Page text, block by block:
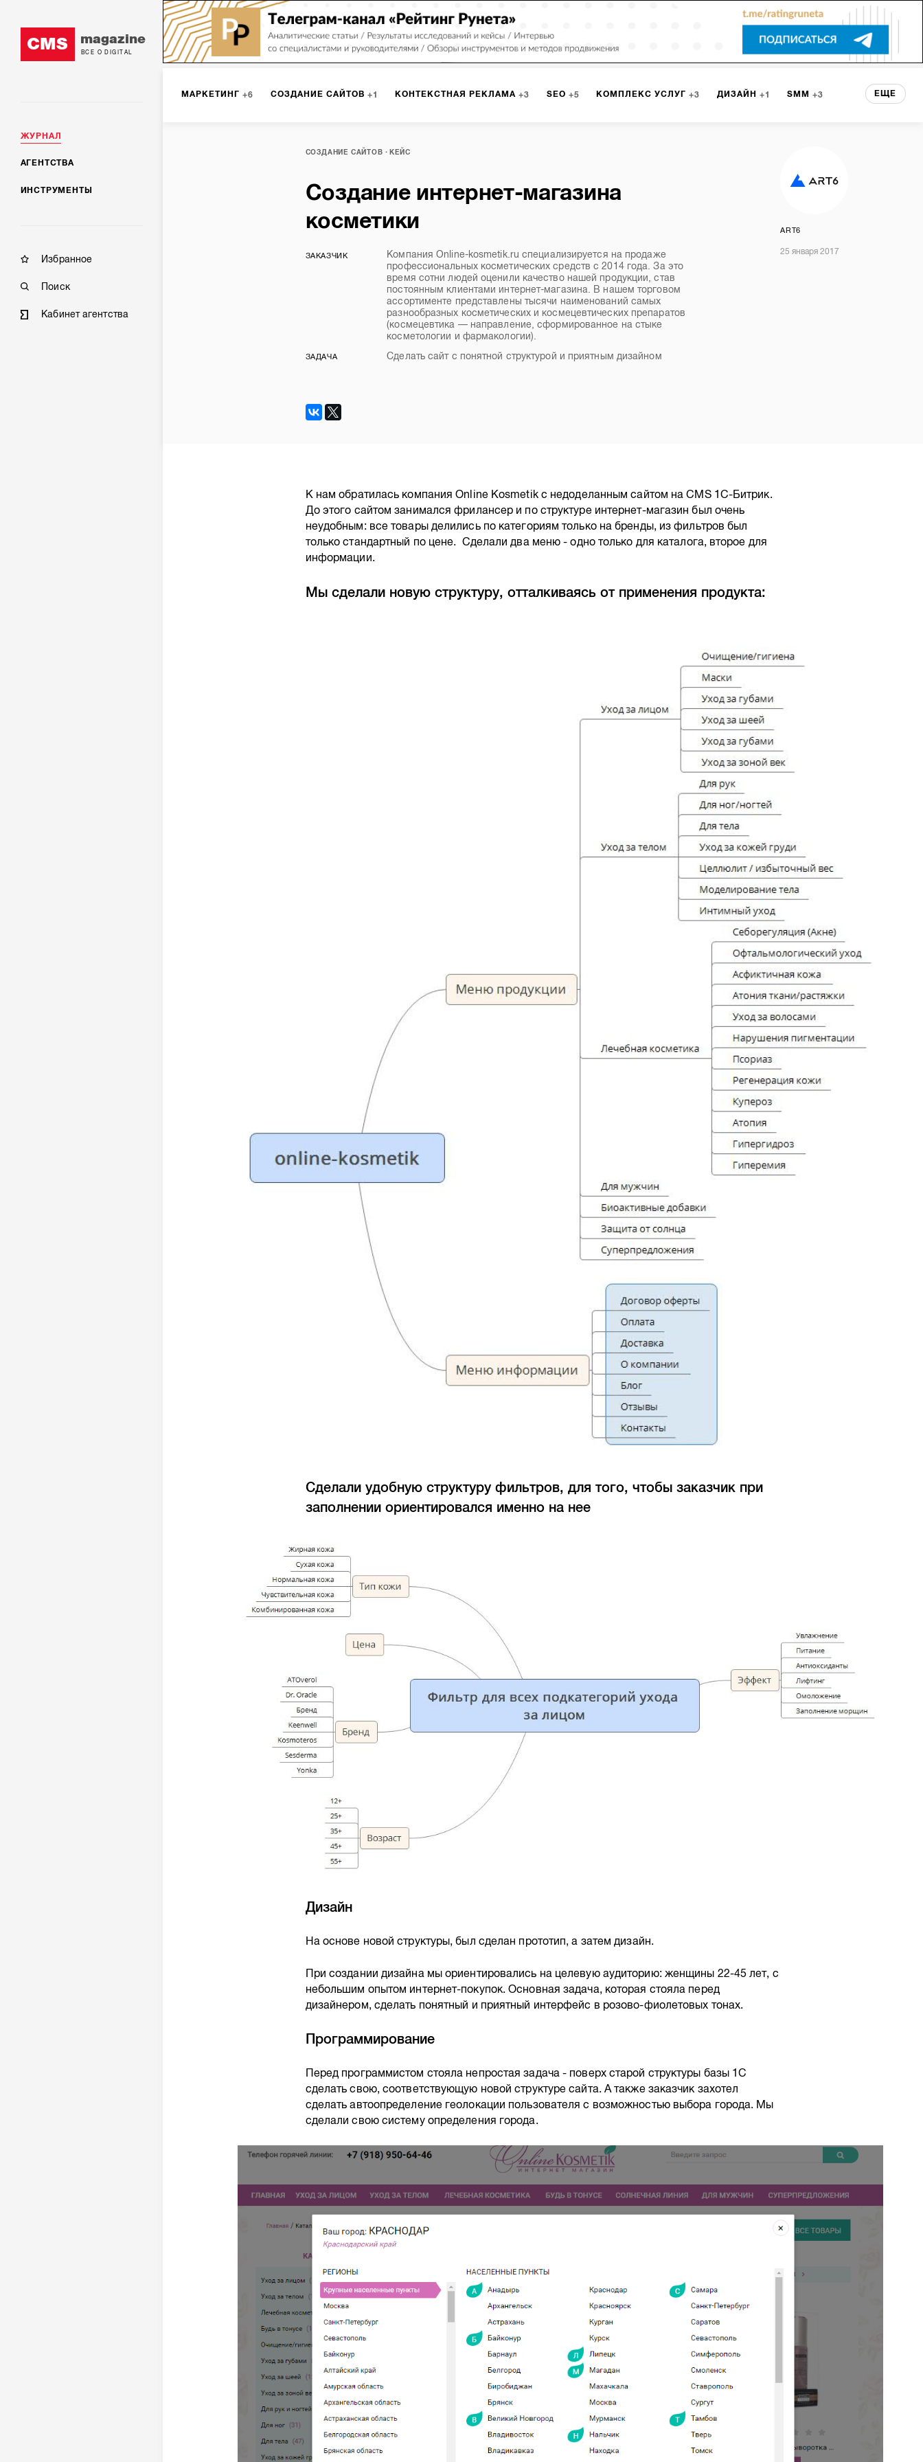
CMS magazine
ВСЕ О DIGITAL
ЖУРНАЛ
АГЕНТСТВА
ИНСТРУМЕНТЫ
Избранное
Поиск
Кабинет агентства
МАРКЕТИНГ 6 СОЗДАНИЕ САЙТОВ 1 КОНТЕКСТНАЯ РЕКЛАМА 3 SEO 5 КОМПЛЕКС УСЛУГ 3 ДИЗАЙН 1 SMM 3
ИНТЕРНЕТ-МАРКЕТИНГ 8 ПРОГРАММИРОВАНИЕ
ЮЗАБИЛИТИ ИНТРАНЕТ МОНИТОРИНГ МЕНЕДЖМЕНТ
ЕЩЕ
СОЗДАНИЕ САЙТОВ КЕЙС
Создание интернет-магазина
косметики
ЗАКАЗЧИК
Компания Online-kosmetik.ru специализируется на продаже
профессиональных косметических средств с 2014 года. За это
время сотни людей оценили качество нашей продукции, став
постоянным клиентами интернет-магазина. В нашем торговом
ассортименте представлены тысячи наименований самых
разнообразных косметических и космецевтических препаратов
(космецевтика — направление, сформированное на стыке
косметологии и фармакологии).
ЗАДАЧА Сделать сайт с понятной структурой и приятным дизайном
ART6
25 января 2017
К нам обратилась компания Online Kosmetik с недоделанным сайтом на CMS 1C-Битрик.
До этого сайтом занимался фрилансер и по структуре интернет-магазин был очень
неудобным: все товары делились по категориям только на бренды, из фильтров был
только стандартный по цене. Сделали два меню - одно только для каталога, второе для
информации.
Мы сделали новую структуру, отталкиваясь от применения продукта:
Сделали удобную структуру фильтров, для того, чтобы заказчик при
заполнении ориентировался именно на нее
Дизайн
На основе новой структуры, был сделан прототип, а затем дизайн.
При создании дизайна мы ориентировались на целевую аудиторию: женщины 22-45 лет, с
небольшим опытом интернет-покупок. Основная задача, которая стояла перед
дизайнером, сделать понятный и приятный интерфейс в розово-фиолетовых тонах.
Программирование
Перед программистом стояла непростая задача - поверх старой структуры базы 1С
сделать свою, соответствующую новой структуре сайта. А также заказчик захотел
сделать автоопределение геолокации пользователя с возможностью выбора города. Мы
сделали свою систему определения города.